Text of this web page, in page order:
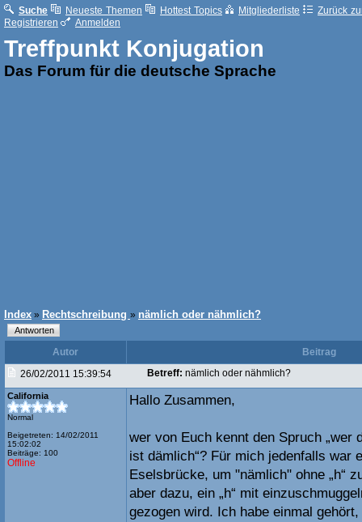
Suche Neueste Themen Hottest Topics Mitgliederliste
Zurück
Registrieren
Anmelden
Treffpunkt Konjugation
Das Forum für die deutsche Sprache
Index » Rechtschreibung » nämlich oder nähmlich?
Autor
Beitrag
26/02/2011 15:39:54
Betreff: nämlich oder nähmlich?
California
Normal
Beigetreten: 14/02/2011
15:02:02
Beiträge: 100
Offline
Hallo Zusammen,
wer von Euch kennt den Spruch „wer
ist dämlich“? Für mich jedenfalls war
Eselsbrücke, um "nämlich" ohne „h“
aber dazu, ein „h“ mit
gezogen wird. Ich habe einmal